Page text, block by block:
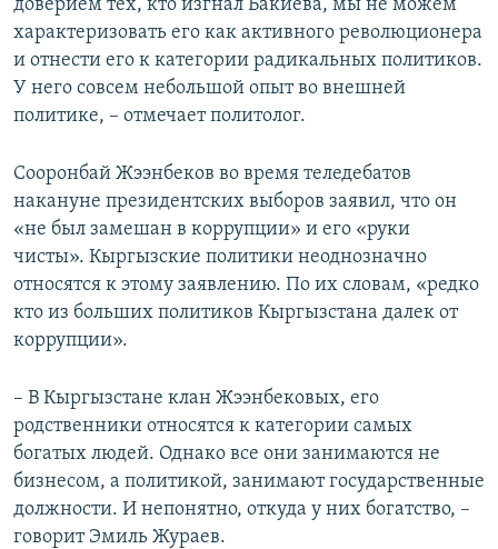
доверием тех, кто изгнал Бакиева, мы не можем
характеризовать его как активного революционера
и отнести его к категории радикальных политиков.
У него совсем небольшой опыт во внешней
политике, – отмечает политолог.
Сооронбай Жээнбеков во время теледебатов
накануне президентских выборов заявил, что он
«не был замешан в коррупции» и его «руки
чисты». Кыргызские политики неоднозначно
относятся к этому заявлению. По их словам, «редко
кто из больших политиков Кыргызстана далек от
коррупции».
– В Кыргызстане клан Жээнбековых, его
родственники относятся к категории самых
богатых людей. Однако все они занимаются не
бизнесом, а политикой, занимают государственные
должности. И непонятно, откуда у них богатство, –
говорит Эмиль Жураев.